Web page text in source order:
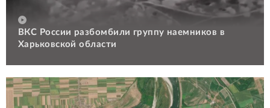
ВКС России разбомбили группу наемников в
Харьковской области